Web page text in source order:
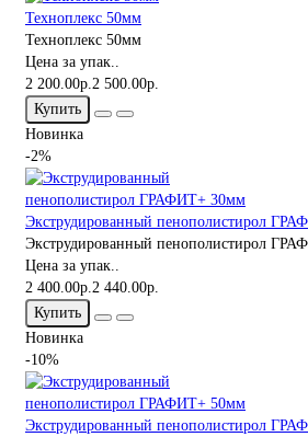
Техноплекс 50мм
Техноплекс 50мм
Цена за упак..
2 200.00р.2 500.00р.
Купить
Новинка
-2%
Экструдированный пенополистирол
Экструдированный пенополистирол
Цена за упак..
2 400.00р.2 440.00р.
Купить
Новинка
-10%
Экструдированный пенополистирол